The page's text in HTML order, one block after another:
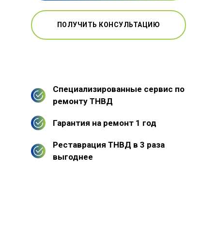
ПОЛУЧИТЬ КОНСУЛЬТАЦИЮ
Специализированные сервис по
ремонту ТНВД
Гарантия на ремонт 1 год
Реставрация ТНВД в 3 раза
выгоднее